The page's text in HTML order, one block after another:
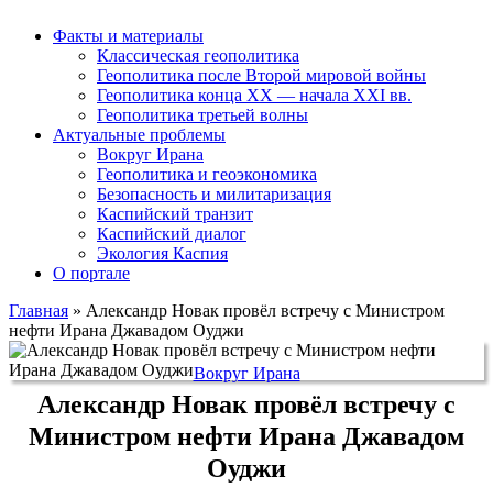
Факты и материалы
Классическая геополитика
Геополитика после Второй мировой войны
Геополитика конца XX — начала XXI вв.
Геополитика третьей волны
Актуальные проблемы
Вокруг Ирана
Геополитика и геоэкономика
Безопасность и милитаризация
Каспийский транзит
Каспийский диалог
Экология Каспия
О портале
Главная » Александр Новак провёл встречу с Министром
нефти Ирана Джавадом Оуджи
Вокруг Ирана
Александр Новак провёл встречу с
Министром нефти Ирана Джавадом
Оуджи